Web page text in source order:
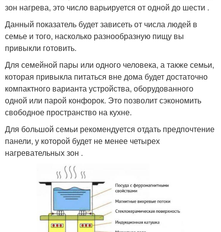
зон нагрева, это число варьируется от одной до шести .
Данный показатель будет зависеть от числа людей в
семье и того, насколько разнообразную пищу вы
привыкли готовить.
Для семейной пары или одного человека, а также семьи,
которая привыкла питаться вне дома будет достаточно
компактного варианта устройства, оборудованного
одной или парой конфорок. Это позволит сэкономить
свободное пространство на кухне.
Для большой семьи рекомендуется отдать предпочтение
панели, у которой будет не менее четырех
нагревательных зон .